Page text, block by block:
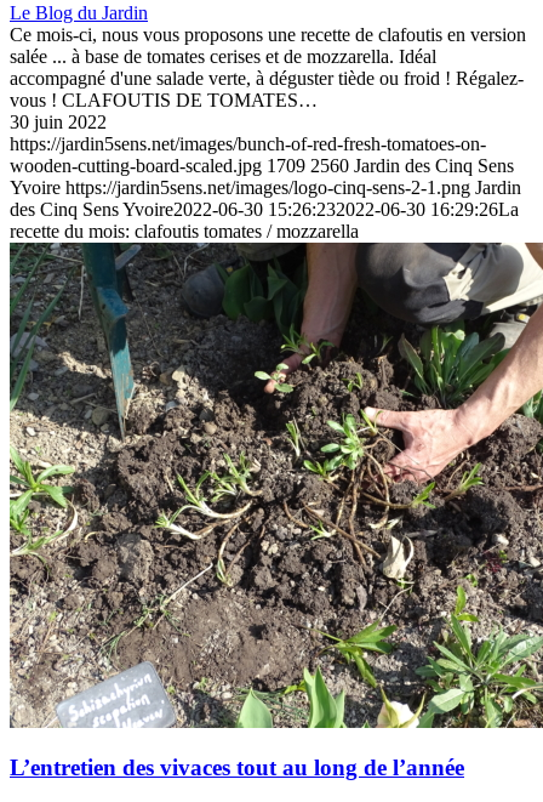
Le Blog du Jardin
Ce mois-ci, nous vous proposons une recette de clafoutis en version
salée ... à base de tomates cerises et de mozzarella. Idéal
accompagné d'une salade verte, à déguster tiède ou froid ! Régalez-
vous ! CLAFOUTIS DE TOMATES…
30 juin 2022
https://jardin5sens.net/images/bunch-of-red-fresh-tomatoes-on-
wooden-cutting-board-scaled.jpg 1709 2560 Jardin des Cinq Sens
Yvoire https://jardin5sens.net/images/logo-cinq-sens-2-1.png Jardin
des Cinq Sens Yvoire2022-06-30 15:26:232022-06-30 16:29:26La
recette du mois: clafoutis tomates / mozzarella
L’entretien des vivaces tout au long de l’année